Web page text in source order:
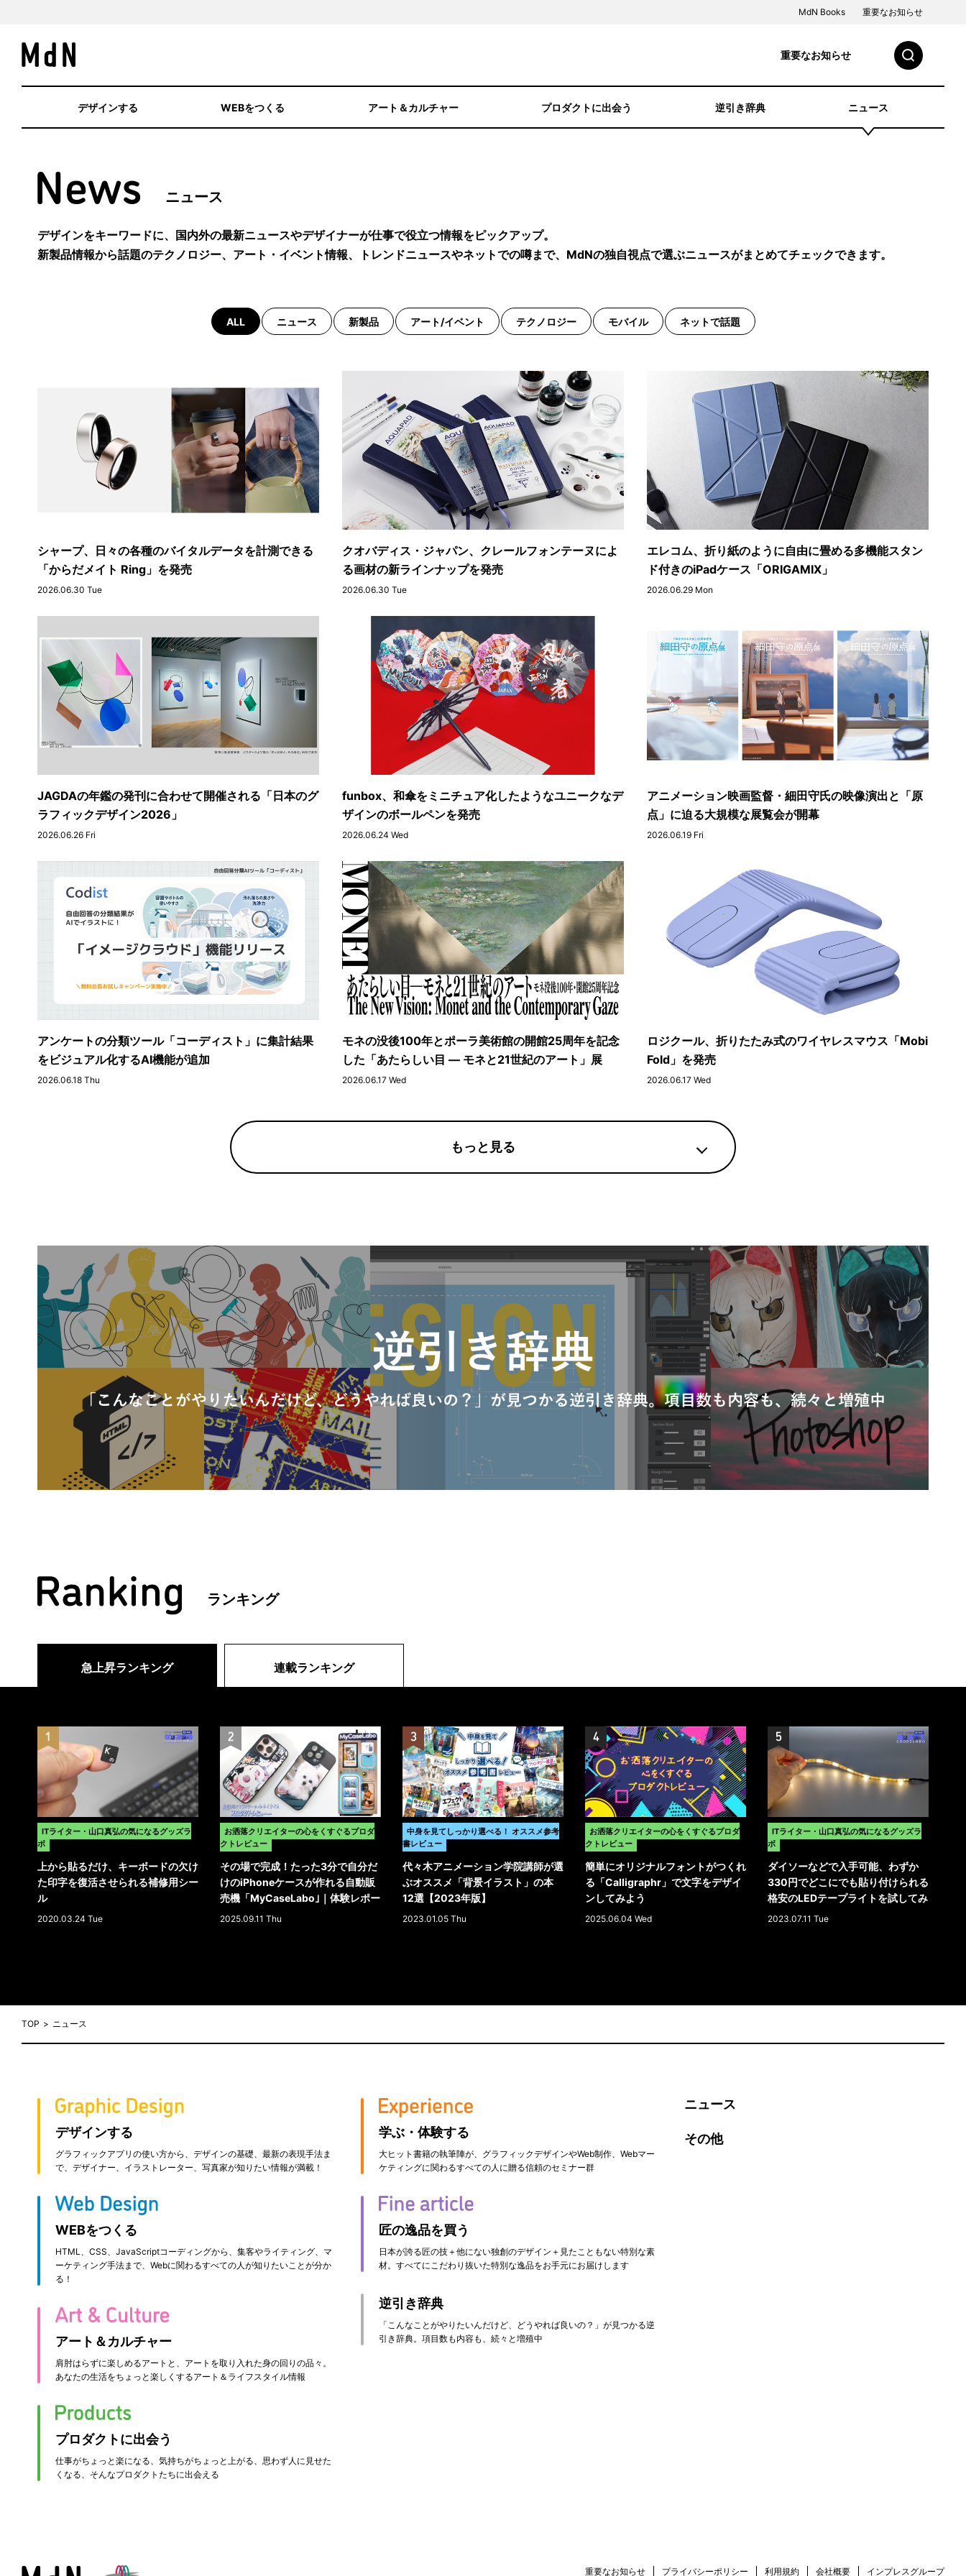
MdN Books 重要なお知らせ
重要なお知らせ
デザインする WEBをつくる アート＆カルチャー プロダクトに出会う 逆引き辞典 ニュース
ニュース
デザインをキーワードに、国内外の最新ニュースやデザイナーが仕事で役立つ情報をピックアップ。
新製品情報から話題のテクノロジー、アート・イベント情報、トレンドニュースやネットでの噂まで、MdNの独自視点で選ぶニュースがまとめてチェックできます。
ALL ニュース 新製品 アート/イベント テクノロジー モバイル ネットで話題
シャープ、日々の各種のバイタルデータを計測できる
「からだメイト Ring」を発売
2026.06.30 Tue
クオバディス・ジャパン、クレールフォンテーヌによ
る画材の新ラインナップを発売
2026.06.30 Tue
エレコム、折り紙のように自由に畳める多機能スタン
ド付きのiPadケース「ORIGAMIX」
2026.06.29 Mon
JAGDAの年鑑の発刊に合わせて開催される「日本のグ
ラフィックデザイン2026」
2026.06.26 Fri
funbox、和傘をミニチュア化したようなユニークなデ
ザインのボールペンを発売
2026.06.24 Wed
アニメーション映画監督・細田守氏の映像演出と「原
点」に迫る大規模な展覧会が開幕
2026.06.19 Fri
アンケートの分類ツール「コーディスト」に集計結果
をビジュアル化するAI機能が追加
2026.06.18 Thu
モネの没後100年とポーラ美術館の開館25周年を記念
した「あたらしい目 ― モネと21世紀のアート」展
2026.06.17 Wed
ロジクール、折りたたみ式のワイヤレスマウス「Mobi
Fold」を発売
2026.06.17 Wed
もっと見る
ランキング
急上昇ランキング
ITライター・山口真弘の気になるグッズラ
ボ
上から貼るだけ、キーボードの欠け
た印字を復活させられる補修用シー
ル
2020.03.24 Tue
お洒落クリエイターの心をくすぐるプロダ
クトレビュー
その場で完成！たった3分で自分だ
けのiPhoneケースが作れる自動販
売機「MyCaseLabo｣｜体験レポー
ト
2025.09.11 Thu
中身を見てしっかり選べる！ オススメ参考
書レビュー
代々木アニメーション学院講師が選
ぶオススメ「背景イラスト」の本
12選【2023年版】
2023.01.05 Thu
お洒落クリエイターの心をくすぐるプロダ
クトレビュー
簡単にオリジナルフォントがつくれ
る「Calligraphr」で文字をデザイ
ンしてみよう
2025.06.04 Wed
ITライター・山口真弘の気になるグッズラ
ボ
ダイソーなどで入手可能、わずか
330円でどこにでも貼り付けられる
格安のLEDテープライトを試してみ
た
2023.07.11 Tue
連載ランキング
TOP ニュース
デザインする
グラフィックアプリの使い方から、デザインの基礎、最新の表現手法ま
で、デザイナー、イラストレーター、写真家が知りたい情報が満載！
WEBをつくる
HTML、CSS、JavaScriptコーディングから、集客やライティング、マ
ーケティング手法まで、Webに関わるすべての人が知りたいことが分か
る！
アート＆カルチャー
肩肘はらずに楽しめるアートと、アートを取り入れた身の回りの品々。
あなたの生活をちょっと楽しくするアート＆ライフスタイル情報
プロダクトに出会う
仕事がちょっと楽になる、気持ちがちょっと上がる、思わず人に見せた
くなる、そんなプロダクトたちに出会える
学ぶ・体験する
大ヒット書籍の執筆陣が、グラフィックデザインやWeb制作、Webマー
ケティングに関わるすべての人に贈る信頼のセミナー群
匠の逸品を買う
日本が誇る匠の技＋他にない独創のデザイン＋見たこともない特別な素
材。すべてにこだわり抜いた特別な逸品をお手元にお届けします
逆引き辞典
「こんなことがやりたいんだけど、どうやれば良いの？」が見つかる逆
引き辞典。項目数も内容も、続々と増殖中
ニュース
その他
重要なお知らせ プライバシーポリシー 利用規約 会社概要 インプレスグループ